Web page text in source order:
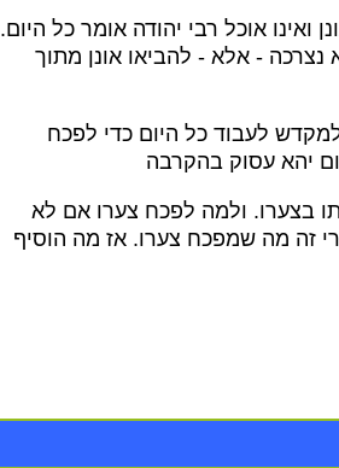
ואינו אוכל רבי יהודה אומר כל היום.
- אלא - להביאו ‏אונן מתוך
לעבוד כל היום כדי לפכח
יהא עסוק בהקרבה
בצערו. ולמה לפכח צערו אם לא
זה מה שמפכח צערו. אז מה הוסיף